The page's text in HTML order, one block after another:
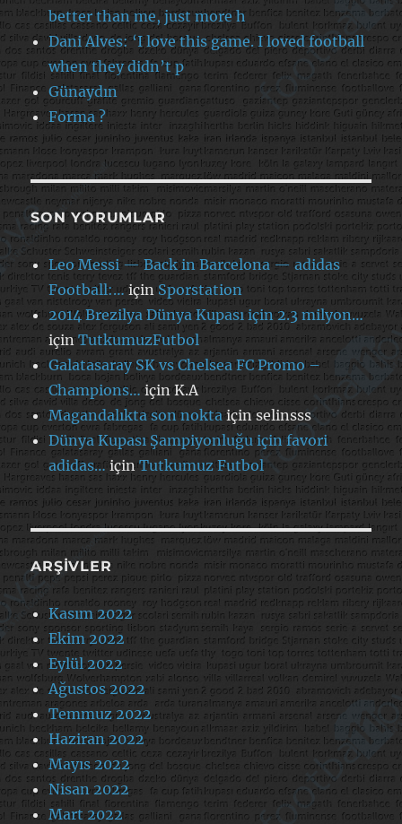
better than me, just more h
Dani Alves: ‘I love this game. I loved football
when they didn’t p
Günaydın
Forma ?
SON YORUMLAR
Leo Messi — Back in Barcelona — adidas
Football:…için Sporstation
2014 Brezilya Dünya Kupası için 2.3 milyon…
içinTutkumuzFutbol
Galatasaray SK vs Chelsea FC Promo –
Champions…içinK.A
Magandalıkta son nokta içinselinsss
Dünya Kupası Şampiyonluğu için favori
adidas… içinTutkumuz Futbol
ARŞIVLER
Kasım 2022
Ekim 2022
Eylül 2022
Ağustos 2022
Temmuz 2022
Haziran 2022
Mayıs 2022
Nisan 2022
Mart 2022